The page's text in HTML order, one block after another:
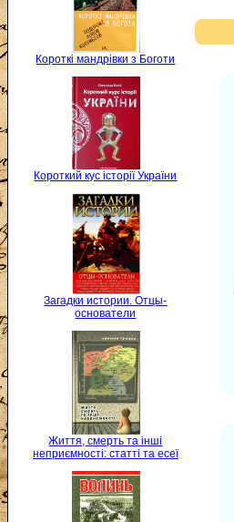
Короткі мандрівки з Боготи
Короткий кус історії України
Загадки истории. Отцы-
основатели
Життя, смерть та інші
неприємності: статті та есеї